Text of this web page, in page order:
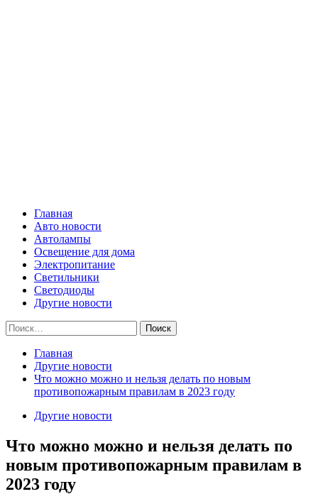
Главная
Авто новости
Автолампы
Освещение для дома
Электропитание
Светильники
Светодиоды
Другие новости
Найти:
Главная
Другие новости
Что можно можно и нельзя делать по новым
противопожарным правилам в 2023 году
Другие новости
Что можно можно и нельзя делать по
новым противопожарным правилам в
2023 году